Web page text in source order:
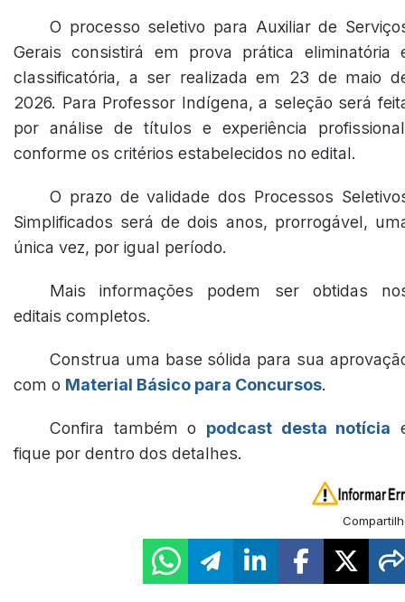
O processo seletivo para Auxiliar de
Gerais consistirá em prova prática eliminatória
classificatória, a ser realizada em 23 de maio
2026. Para Professor Indígena, a seleção será
por análise de títulos e experiência
conforme os critérios estabelecidos no edital.
O prazo de validade dos Processos
Simplificados será de dois anos, prorrogável,
única vez, por igual período.
Mais informações podem ser obtidas
editais completos.
Construa uma base sólida para sua
com o Material Básico para Concursos.
Confira também o podcast desta notícia
fique por dentro dos detalhes.